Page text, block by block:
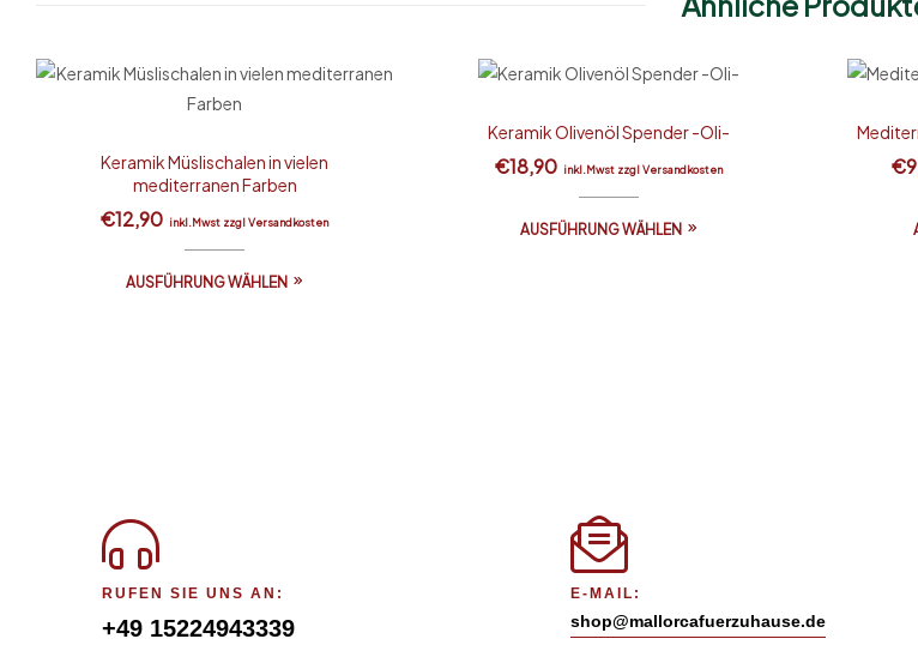
Keramik Müslischalen in vielen
mediterranen Farben
€12,90 inkl.Mwst zzgl Versandkosten
AUSFÜHRUNG WÄHLEN
Keramik Olivenöl Spender -Oli-
€18,90 inkl.Mwst zzgl Versandkosten
AUSFÜHRUNG WÄHLEN
€
RUFEN SIE UNS AN:
+49 15224943339
E-MAIL:
shop@mallorcafuerzuhause.de